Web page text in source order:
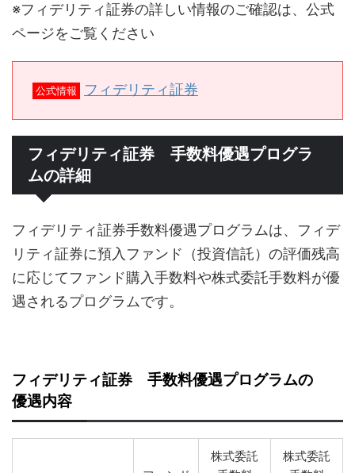
※フィデリティ証券の詳しい情報のご確認は、公式
ページをご覧ください
公式情報 フィデリティ証券
フィデリティ証券 手数料優遇プログラ
ムの詳細
フィデリティ証券手数料優遇プログラムは、フィデ
リティ証券に預入ファンド（投資信託）の評価残高
に応じてファンド購入手数料や株式委託手数料が優
遇されるプログラムです。
フィデリティ証券 手数料優遇プログラムの
優遇内容
株式委託
株式委託